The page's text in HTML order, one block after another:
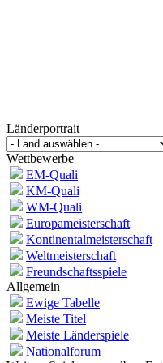
Länderportrait
Wettbewerbe
EM-Quali
KM-Quali
WM-Quali
Europameisterschaft
Kontinentalmeisterschaft
Weltmeisterschaft
Freundschaftsspiele
Allgemein
Ewige Tabelle
Meiste Titel
Meiste Länderspiele
Nationalforum